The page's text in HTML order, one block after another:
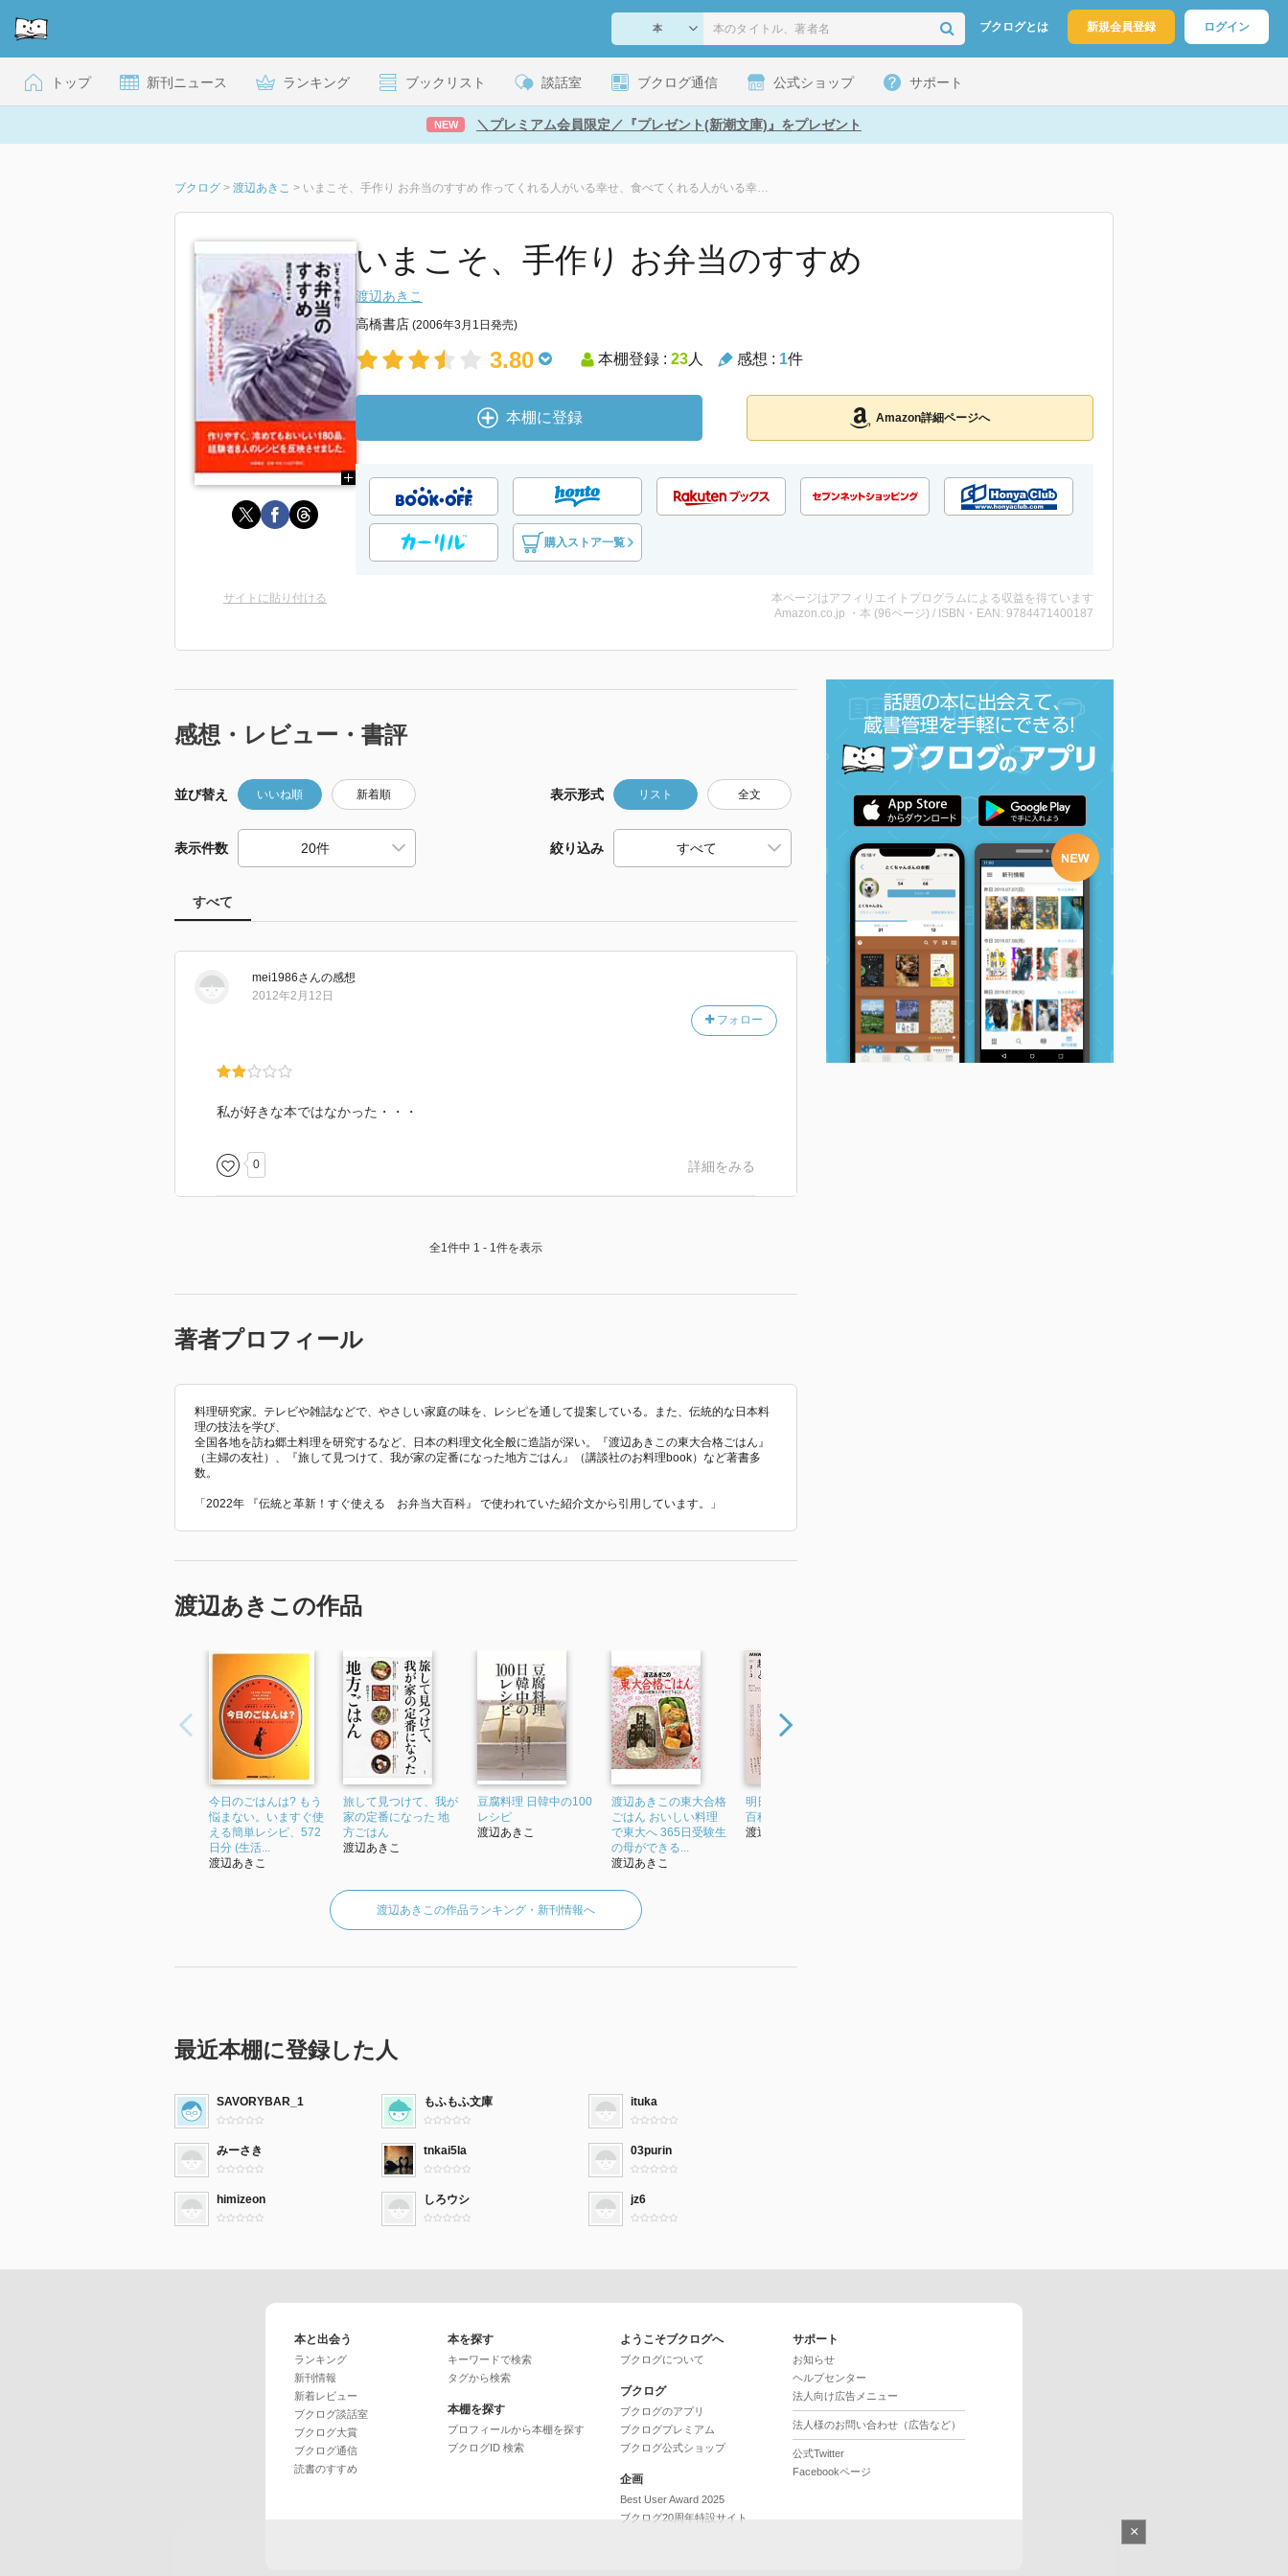
ブクログとは 新規会員登録 ログイン
トップ 新刊ニュース ランキング ブックリスト 談話室 ブクログ通信 公式ショップ サポート
NEW ＼プレミアム会員限定／『プレゼント(新潮文庫)』をプレゼント
ブクログ > 渡辺あきこ > いまこそ、手作り お弁当のすすめ 作ってくれる人がいる幸せ、食べてくれる人がいる幸せ。
いまこそ、手作り お弁当のすすめ
渡辺あきこ
高橋書店 (2006年3月1日発売)
3.80 本棚登録 : 23人 感想 : 1件
本棚に登録 Amazon詳細ページへ
購入ストア一覧
サイトに貼り付ける
本ページはアフィリエイトプログラムによる収益を得ています
Amazon.co.jp ・本 (96ページ) / ISBN・EAN: 9784471400187
感想・レビュー・書評
並び替え いいね順 新着順 表示形式 リスト 全文
表示件数 絞り込み
すべて
mei1986さんの感想
フォロー
2012年2月12日
私が好きな本ではなかった・・・
0 詳細をみる
全1件中 1 - 1件を表示
著者プロフィール
料理研究家。テレビや雑誌などで、やさしい家庭の味を、レシピを通して提案している。また、伝統的な日本料
理の技法を学び、
全国各地を訪ね郷土料理を研究するなど、日本の料理文化全般に造詣が深い。『渡辺あきこの東大合格ごはん』
（主婦の友社）、『旅して見つけて、我が家の定番になった地方ごはん』（講談社のお料理book）など著書多
数。
「2022年 『伝統と革新！すぐ使える お弁当大百科』 で使われていた紹介文から引用しています。」
渡辺あきこの作品
今日のごはんは? もう
悩まない。いますぐ使
える簡単レシピ、572
日分 (生活...
渡辺あきこ
旅して見つけて、我が
家の定番になった 地
方ごはん
渡辺あきこ
豆腐料理 日韓中の100
レシピ
渡辺あきこ
渡辺あきこの東大合格
ごはん おいしい料理
で東大へ 365日受験生
の母ができる...
渡辺あきこ
明日使える!お弁当大
百科 (趣味どきっ!)
渡辺あきこ
渡辺あきこの作品ランキング・新刊情報へ
最近本棚に登録した人
SAVORYBAR_1 もふもふ文庫 ituka
みーさき tnkai5la 03purin
himizeon しろウシ jz6
本と出会う
ランキング
新刊情報
新着レビュー
ブクログ談話室
ブクログ大賞
ブクログ通信
読書のすすめ
本を探す
キーワードで検索
タグから検索
本棚を探す
プロフィールから本棚を探す
ブクログID 検索
ようこそブクログへ
ブクログについて
ブクログ
ブクログのアプリ
ブクログプレミアム
ブクログ公式ショップ
企画
Best User Award 2025
ブクログ20周年特設サイト
サポート
お知らせ
ヘルプセンター
法人向け広告メニュー
法人様のお問い合わせ（広告など）
公式Twitter
Facebookページ
×